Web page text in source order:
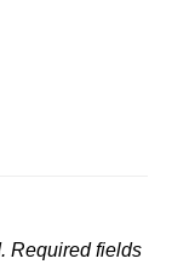
Required fields